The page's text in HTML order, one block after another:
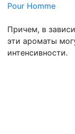
Pour Homme
Причем, в
эти ароматы
интенсивности.